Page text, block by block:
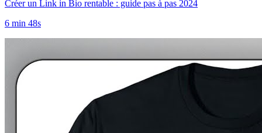
Créer un Link in Bio rentable : guide pas à pas 2024
6 min 48s